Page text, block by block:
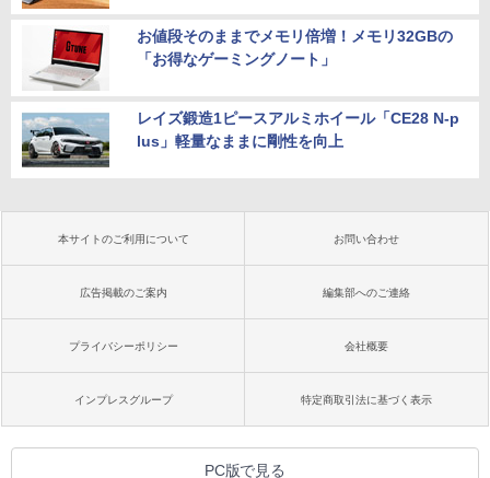
お値段そのままでメモリ倍増！メモリ32GBの
「お得なゲーミングノート」
レイズ鍛造1ピースアルミホイール「CE28 N-p
lus」軽量なままに剛性を向上
本サイトのご利用について お問い合わせ
広告掲載のご案内 編集部へのご連絡
プライバシーポリシー 会社概要
インプレスグループ 特定商取引法に基づく表示
PC版で見る